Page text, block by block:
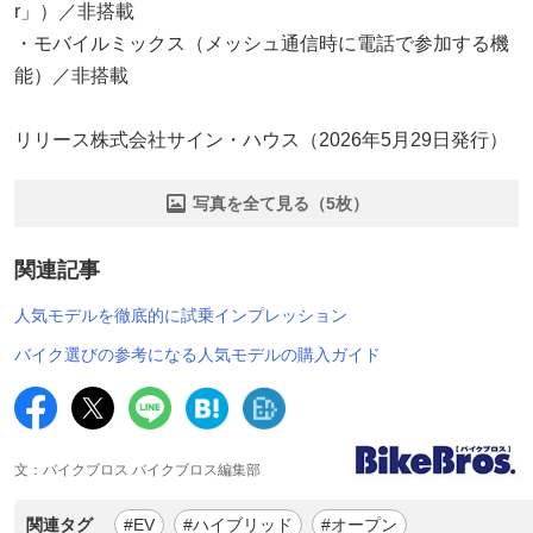
r」）／非搭載
・モバイルミックス（メッシュ通信時に電話で参加する機
能）／非搭載
リリース株式会社サイン・ハウス（2026年5月29日発行）
写真を全て見る（5枚）
関連記事
人気モデルを徹底的に試乗インプレッション
バイク選びの参考になる人気モデルの購入ガイド
文：バイクブロス バイクブロス編集部
関連タグ #EV #ハイブリッド #オープン